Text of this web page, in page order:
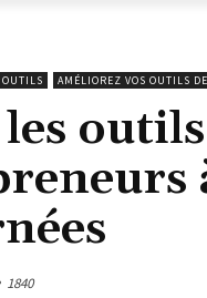
OUTILS AMÉLIOREZ VOS OUTILS
1840